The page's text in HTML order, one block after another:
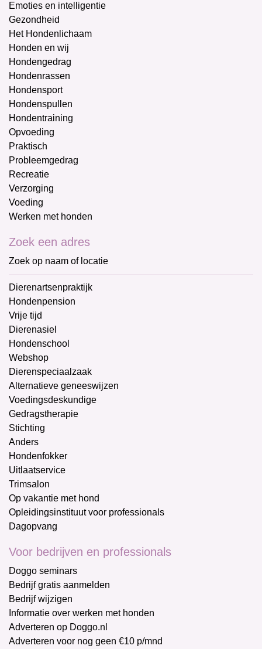
Emoties en intelligentie
Gezondheid
Het Hondenlichaam
Honden en wij
Hondengedrag
Hondenrassen
Hondensport
Hondenspullen
Hondentraining
Opvoeding
Praktisch
Probleemgedrag
Recreatie
Verzorging
Voeding
Werken met honden
Zoek een adres
Zoek op naam of locatie
Dierenartsenpraktijk
Hondenpension
Vrije tijd
Dierenasiel
Hondenschool
Webshop
Dierenspeciaalzaak
Alternatieve geneeswijzen
Voedingsdeskundige
Gedragstherapie
Stichting
Anders
Hondenfokker
Uitlaatservice
Trimsalon
Op vakantie met hond
Opleidingsinstituut voor professionals
Dagopvang
Voor bedrijven en professionals
Doggo seminars
Bedrijf gratis aanmelden
Bedrijf wijzigen
Informatie over werken met honden
Adverteren op Doggo.nl
Adverteren voor nog geen €10 p/mnd